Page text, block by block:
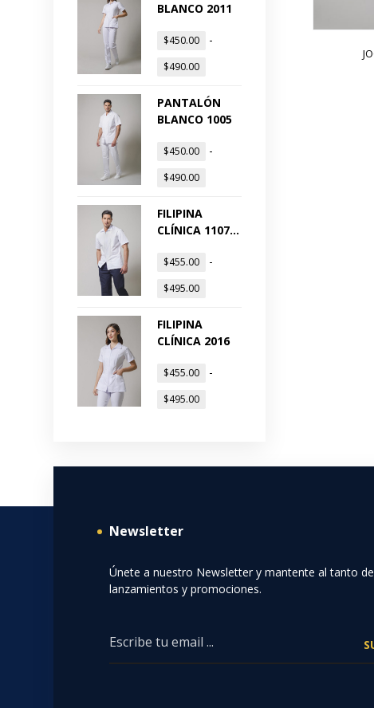
BLANCO 2011
$450.00 -
$490.00
PANTALÓN
BLANCO 1005
$450.00 -
$490.00
FILIPINA
CLÍNICA 1107
OCULTOS
$455.00 -
$495.00
FILIPINA
CLÍNICA 2016
$455.00 -
$495.00
Newsletter
Únete a nuestro Newsletter y mantente al tanto
lanzamientos y promociones.